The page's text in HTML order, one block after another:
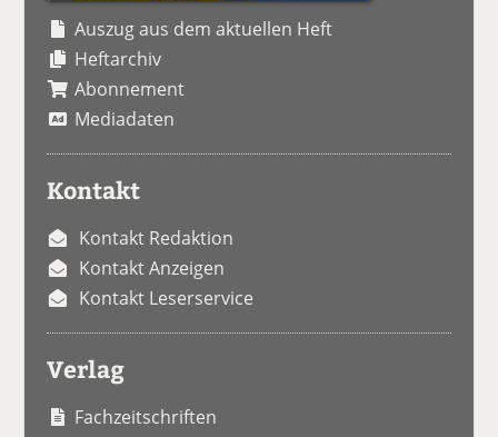
Auszug aus dem aktuellen Heft
Heftarchiv
Abonnement
Mediadaten
Kontakt
Kontakt Redaktion
Kontakt Anzeigen
Kontakt Leserservice
Verlag
Fachzeitschriften